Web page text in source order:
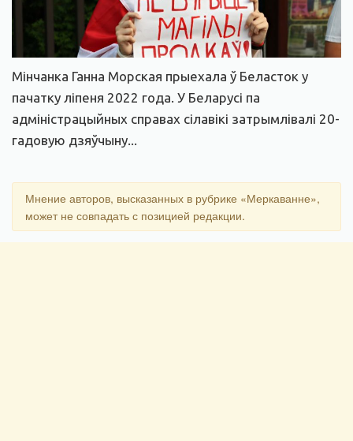
Мінчанка Ганна Морская прыехала ў Беласток у
пачатку ліпеня 2022 года. У Беларусі па
адміністрацыйных справах сілавікі затрымлівалі 20-
гадовую дзяўчыну...
Мнение авторов, высказанных в рубрике «Меркаванне»,
может не совпадать с позицией редакции.